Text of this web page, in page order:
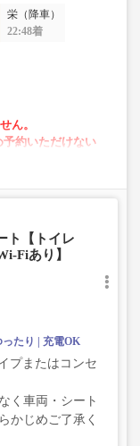
栄（降車）
22:48着
ん。
予約いただけない
めシートがない場
すので、あらか
ト【トイレ
Fiあり】
ったり 充電OK
プまたはコンセ
く車両・シート
かじめご了承く